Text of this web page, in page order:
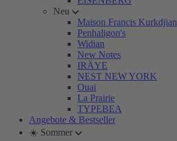
Neu
Maison Francis Kurkdjian
Penhaligon's
Widian
New Notes
IRÄYE
NEST NEW YORK
Ouai
La Prairie
TYPEBEA
Angebote & Bestseller
☀️ Sommer